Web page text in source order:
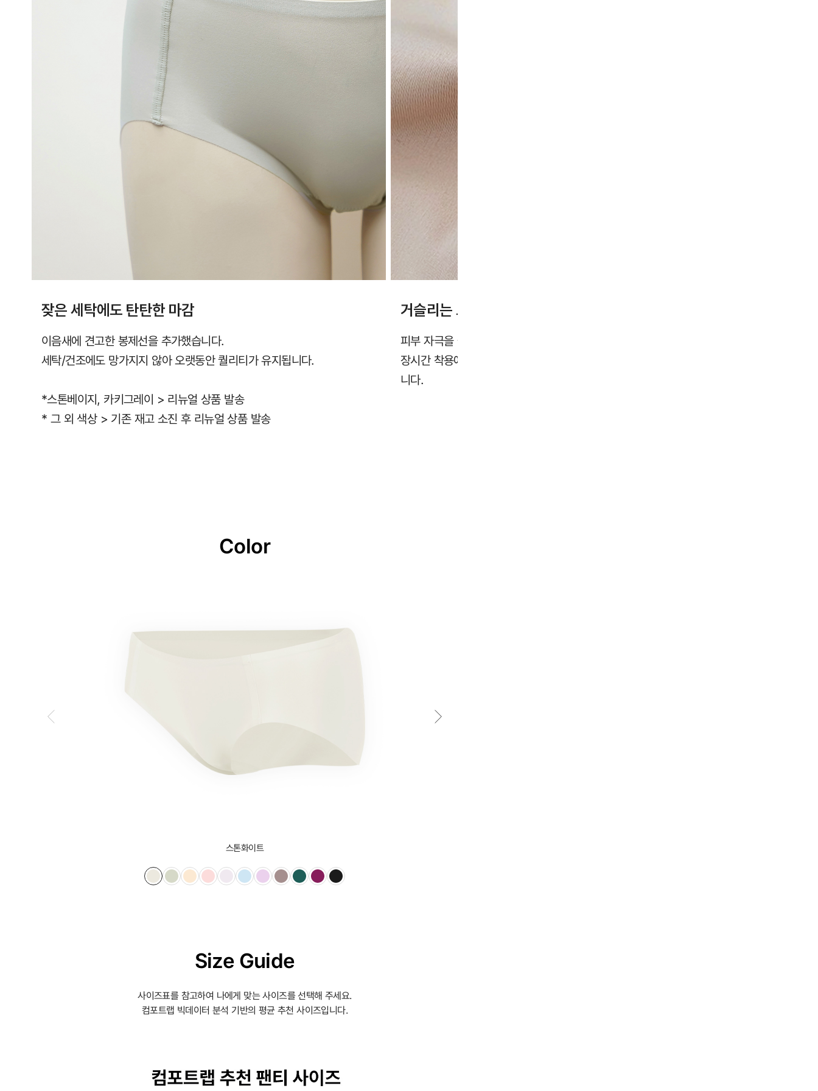
잦은 세탁에도 탄탄한 마감
이음새에 견고한 봉제선을 추가했습니다.
세탁/건조에도 망가지지 않아 오랫동안 퀄리티가 유지됩니다.
*스톤베이지, 카키그레이 > 리뉴얼 상품 발송
* 그 외 색상 > 기존 재고 소진 후 리뉴얼 상품 발송
거슬리는 느낌없이 부드러운 실
피부 자극을 줄이기 위해 부드럽고 신축성 좋은 실을 사용했습니다.
장시간 착용에도 봉제선이 피부를 자극하지 않아 편안한 착용감을 제공합
니다.
Color
스톤화이트
Size Guide
사이즈표를 참고하여 나에게 맞는 사이즈를 선택해 주세요.
컴포트랩 빅데이터 분석 기반의 평균 추천 사이즈입니다.